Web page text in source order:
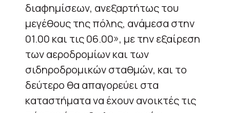
διαφημίσεων, ανεξαρτήτως του
μεγέθους της πόλης, ανάμεσα στην
01.00 και τις 06.00», με την εξαίρεση
των αεροδρομίων και των
σιδηροδρομικών σταθμών, και το
δεύτερο θα απαγορεύει στα
καταστήματα να έχουν ανοικτές τις